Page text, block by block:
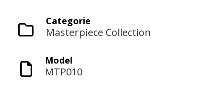
Categorie
Masterpiece Collection
Model
MTP010